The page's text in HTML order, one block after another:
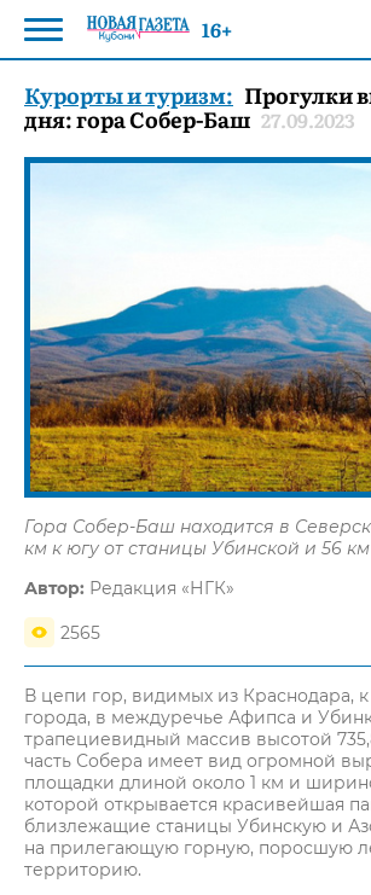
Курорты и туризм: Прогулки
дня: гора Собер-Баш 27.09.2023
Гора Собер-Баш находится в
км к югу от станицы Убинской и 56
Автор: Редакция «НГК»
2565
В цепи гор, видимых из Краснодара, к
города, в междуречье Афипса и
трапециевидный массив высотой
часть Собера имеет вид огромной
площадки длиной около 1 км и
которой открывается красивейшая
близлежащие станицы Убинскую и
на прилегающую горную, поросшую
территорию.
16+